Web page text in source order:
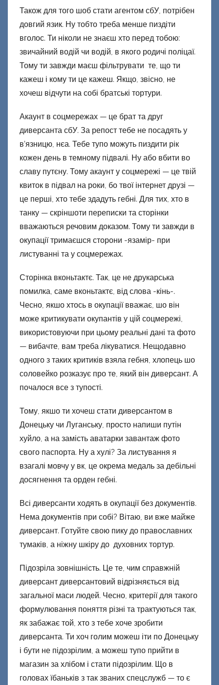
Також для того шоб стати агентом сбУ, потрібен
довгий язик. Ну тобто треба менше пиздіти
вголос. Ти ніколи не знаєш хто перед тобою:
звичайний водій чи водій, в якого родичі поліцаї.
Тому ти завжди маєш фільтрувати те, що ти
кажеш і кому ти це кажеш. Якщо, звісно, не
хочеш відчути на собі братські тортури.
Акаунт в соцмережах — це брат та друг
диверсанта сбУ. За репост тебе не посадять у
в’язницю, нєа. Тебе тупо можуть пиздити рік
кожен день в темному підвалі. Ну або вбити во
славу путєну. Тому акаунт у соцмережі — це твій
квиток в підвал на роки, бо твої інтернет друзі —
це перші, хто тебе здадуть гебні. Для тих, хто в
танку — скріншоти переписки та сторінки
вважаються речовим доказом. Тому ти завжди в
окупації тримаєшся сторони -язамір- при
листуванні та у соцмережах.
Сторінка вконьтактє. Так, це не друкарська
помилка, саме вконьтактє, від слова -кінь-.
Чесно, якшо хтось в окупації вважає, шо він
може критикувати окупантів у цій соцмережі,
використовуючи при цьому реальні дані та фото
— вибачте, вам треба лікуватися. Нещодавно
одного з таких критиків взяла гебня, хлопець шо
соловейко розказує про те, який він диверсант. А
почалося все з тупості.
Тому, якшо ти хочеш стати диверсантом в
Донецьку чи Луганську, просто напиши путін
хуйло, а на замість аватарки завантаж фото
свого паспорта. Ну а хулі? За листування я
взагалі мовчу у вк, це окрема медаль за дебільні
досягнення та орден гебні.
Всі диверсанти ходять в окупації без документів.
Нема документів при собі? Вітаю, ви вже майже
диверсант. Готуйте свою пику до православних
тумаків, а ніжну шкіру до духовних тортур.
Підозріла зовнішність. Це те, чим справжній
диверсант диверсантовий відрізняється від
загальної маси людей. Чесно, критерії для такого
формулювання поняття різні та трактуються так,
як забажає той, хто з тебе хоче зробити
диверсанта. Ти хоч голим можеш іти по Донецьку
і бути не підозрілим, а можеш тупо прийти в
магазин за хлібом і стати підозрілим. Що в
головах їбаньків з так званих спецслужб — то є